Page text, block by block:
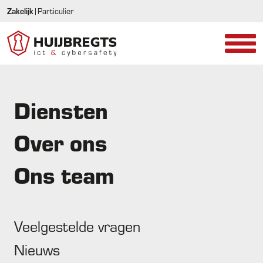
Zakelijk|Particulier
Diensten
Over ons
Ons team
Veelgestelde vragen
Nieuws
Wij bestaan 35 jaar 🎉
En dat vieren we graag met jou op 12 september!
Wij bestaan 35 jaar